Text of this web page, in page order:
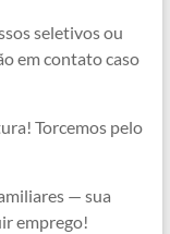
seletivos ou
em contato caso
Torcemos pelo
— sua
emprego!